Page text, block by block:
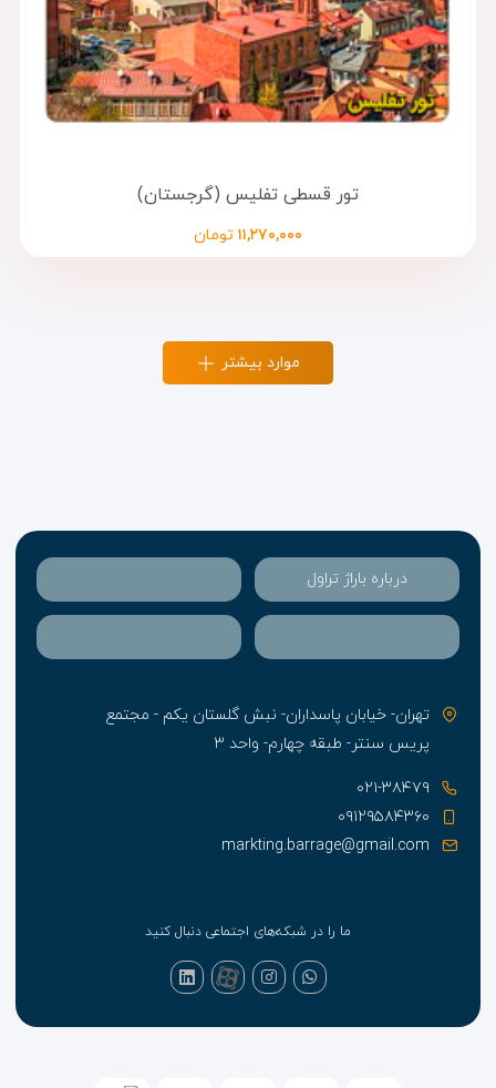
تور قسطی تفلیس (گرجستان)
۱۱,۲۷۰,۰۰۰ تومان
موارد بیشتر
درباره باراژ تراول
تهران- خیابان پاسداران- نبش گلستان یکم - مجتمع
پریس سنتر- طبقه چهارم- واحد ۳
۰۲۱-۳۸۴۷۹
۰۹۱۲۹۵۸۴۳۶۰
markting.barrage@gmail.com
ما را در شبکه‌های اجتماعی دنبال کنید